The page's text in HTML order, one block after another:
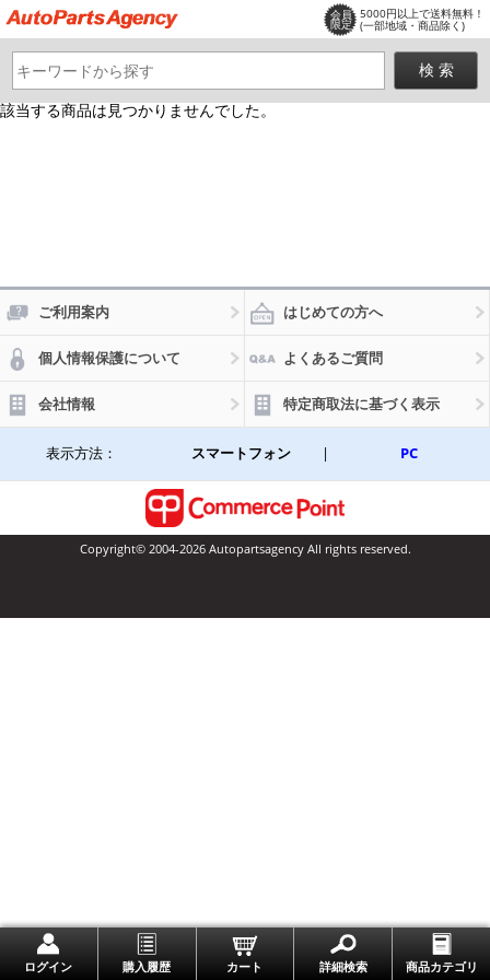
会員
限定
5000円以上で送料無料！
(一部地域・商品除く)
ログイン 購入履歴 カート 詳細検索 商品カテゴリ
該当する商品は見つかりませんでした。
ご利用案内 はじめての方へ
個人情報保護について よくあるご質問
会社情報 特定商取法に基づく表示
表示方法： スマートフォン | PC
Copyright© 2004-2026 Autopartsagency All rights reserved.
一番上に戻る